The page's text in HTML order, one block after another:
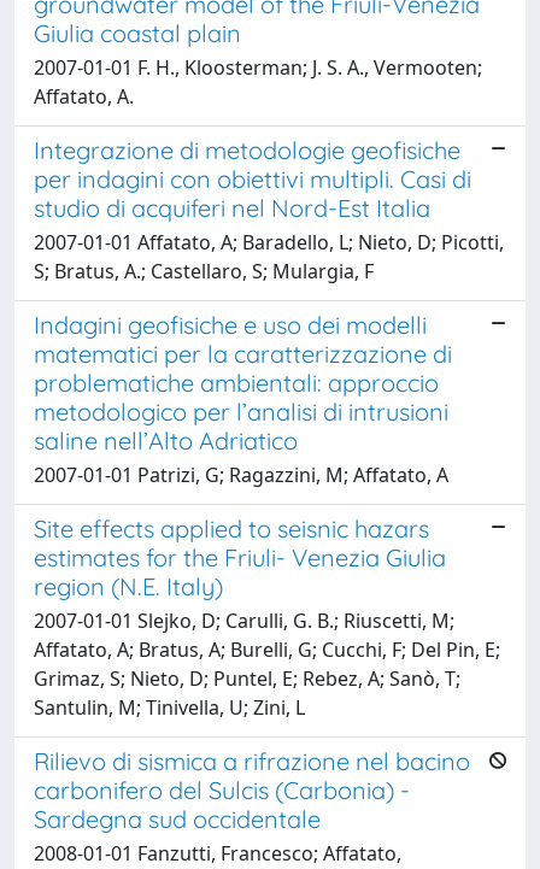
Giulia coastal plain
2007-01-01 F. H., Kloosterman; J. S. A., Vermooten;
Affatato, A.
Integrazione di metodologie geofisiche
per indagini con obiettivi multipli. Casi di
studio di acquiferi nel Nord-Est Italia
2007-01-01 Affatato, A; Baradello, L; Nieto, D; Picotti,
S; Bratus, A.; Castellaro, S; Mulargia, F
Indagini geofisiche e uso dei modelli
matematici per la caratterizzazione di
problematiche ambientali: approccio
metodologico per l’analisi di intrusioni
saline nell’Alto Adriatico
2007-01-01 Patrizi, G; Ragazzini, M; Affatato, A
Site effects applied to seisnic hazars
estimates for the Friuli- Venezia Giulia
region (N.E. Italy)
2007-01-01 Slejko, D; Carulli, G. B.; Riuscetti, M;
Affatato, A; Bratus, A; Burelli, G; Cucchi, F; Del Pin, E;
Grimaz, S; Nieto, D; Puntel, E; Rebez, A; Sanò, T;
Santulin, M; Tinivella, U; Zini, L
Rilievo di sismica a rifrazione nel bacino
carbonifero del Sulcis (Carbonia) -
Sardegna sud occidentale
2008-01-01 Fanzutti, Francesco; Affatato,